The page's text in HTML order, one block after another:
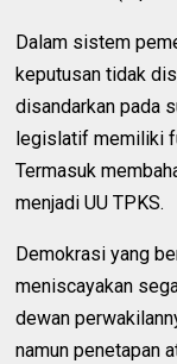
Dalam sistem
keputusan tidak
disandarkan pada
legislatif memiliki
Termasuk
menjadi UU TPKS.
Demokrasi yang
meniscayakan
dewan
namun penetapan